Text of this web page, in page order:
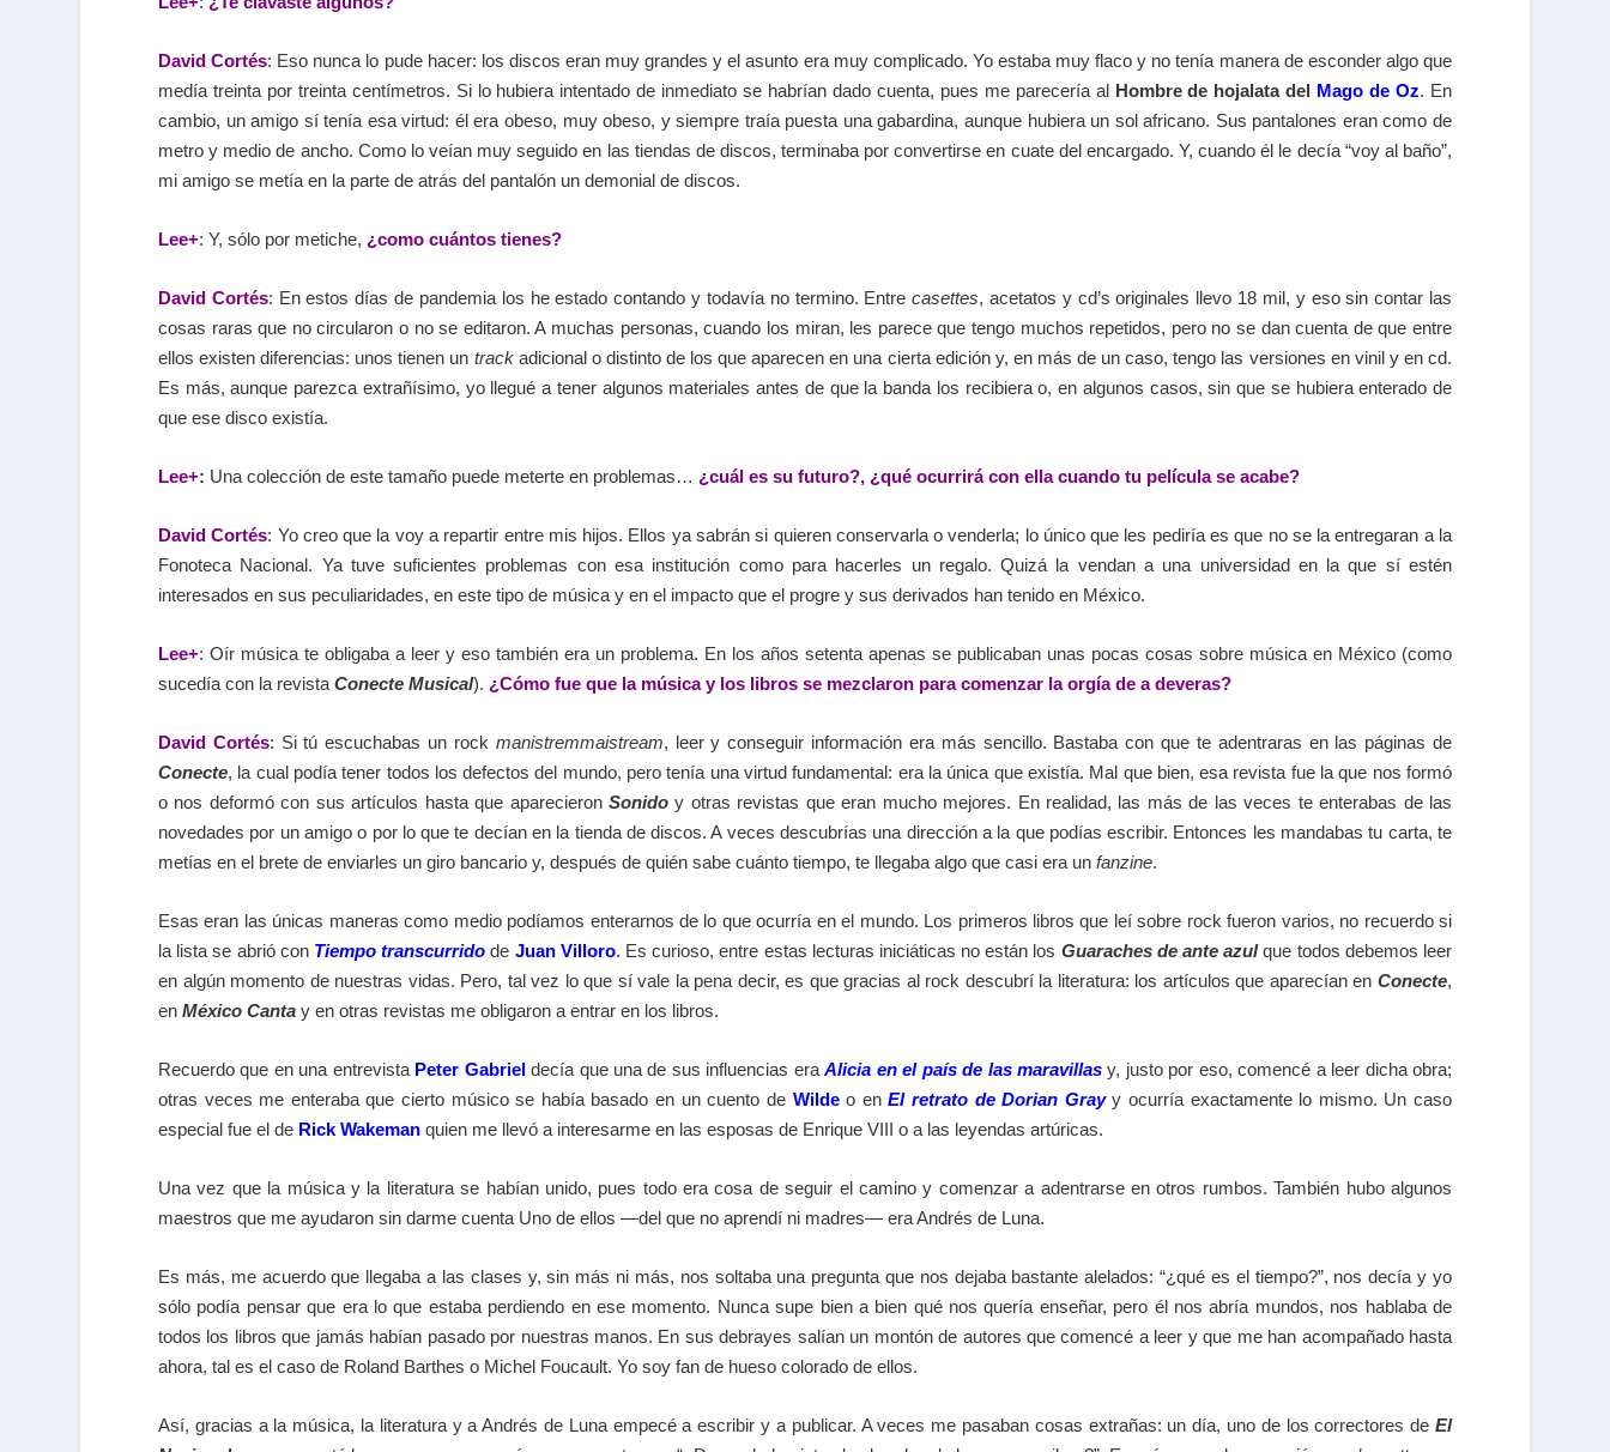
David Cortés: Eso nunca lo pude hacer: los discos eran muy grandes y el asunto era muy complicado. Yo estaba muy flaco y no tenía manera de esconder algo que
medía treinta por treinta centímetros. Si lo hubiera intentado de inmediato se habrían dado cuenta, pues me parecería al Hombre de hojalata del Mago de Oz. En
cambio, un amigo sí tenía esa virtud: él era obeso, muy obeso, y siempre traía puesta una gabardina, aunque hubiera un sol africano. Sus pantalones eran como de
metro y medio de ancho. Como lo veían muy seguido en las tiendas de discos, terminaba por convertirse en cuate del encargado. Y, cuando él le decía “voy al baño”,
mi amigo se metía en la parte de atrás del pantalón un demonial de discos.
Lee+: Y, sólo por metiche, ¿como cuántos tienes?
David Cortés: En estos días de pandemia los he estado contando y todavía no termino. Entrecasettes, acetatos y cd’s originales llevo 18 mil, y eso sin contar las
cosas raras que no circularon o no se editaron. A muchas personas, cuando los miran, les parece que tengo muchos repetidos, pero no se dan cuenta de que entre
ellos existen diferencias: unos tienen un trackadicional o distinto de los que aparecen en una cierta edición y, en más de un caso, tengo las versiones en vinil y en cd.
Es más, aunque parezca extrañísimo, yo llegué a tener algunos materiales antes de que la banda los recibiera o, en algunos casos, sin que se hubiera enterado de
que ese disco existía.
Lee+: Una colección de este tamaño puede meterte en problemas… ¿cuál es su futuro?, ¿qué ocurrirá con ella cuando tu película se acabe?
David Cortés: Yo creo que la voy a repartir entre mis hijos. Ellos ya sabrán si quieren conservarla o venderla; lo único que les pediría es que no se la entregaran a la
Fonoteca Nacional. Ya tuve suficientes problemas con esa institución como para hacerles un regalo. Quizá la vendan a una universidad en la que sí estén
interesados en sus peculiaridades, en este tipo de música y en el impacto que el progre y sus derivados han tenido en México.
Lee+: Oír música te obligaba a leer y eso también era un problema. En los años setenta apenas se publicaban unas pocas cosas sobre música en México (como
sucedía con la revista Conecte Musical). ¿Cómo fue que la música y los libros se mezclaron para comenzar la orgía de a deveras?
David Cortés: Si tú escuchabas un rock manistremmaistream, leer y conseguir información era más sencillo. Bastaba con que te adentraras en las páginas de
Conecte, la cual podía tener todos los defectos del mundo, pero tenía una virtud fundamental: era la única que existía. Mal que bien, esa revista fue la que nos formó
o nos deformó con sus artículos hasta que aparecieron Sonido y otras revistas que eran mucho mejores. En realidad, las más de las veces te enterabas de las
novedades por un amigo o por lo que te decían en la tienda de discos. A veces descubrías una dirección a la que podías escribir. Entonces les mandabas tu carta, te
metías en el brete de enviarles un giro bancario y, después de quién sabe cuánto tiempo, te llegaba algo que casi era un fanzine.
Esas eran las únicas maneras como medio podíamos enterarnos de lo que ocurría en el mundo. Los primeros libros que leí sobre rock fueron varios, no recuerdo si
la lista se abrió con Tiempo transcurrido de Juan Villoro. Es curioso, entre estas lecturas iniciáticas no están los Guaraches de ante azulque todos debemos leer
en algún momento de nuestras vidas. Pero, tal vez lo que sí vale la pena decir, es que gracias al rock descubrí la literatura: los artículos que aparecían en Conecte,
en México Canta y en otras revistas me obligaron a entrar en los libros.
Recuerdo que en una entrevista Peter Gabrieldecía que una de sus influencias eraAlicia en el país de las maravillas y, justo por eso, comencé a leer dicha obra;
otras veces me enteraba que cierto músico se había basado en un cuento de Wildeo enEl retrato de Dorian Grayy ocurría exactamente lo mismo. Un caso
especial fue el de Rick Wakeman quien me llevó a interesarme en las esposas de Enrique VIII o a las leyendas artúricas.
Una vez que la música y la literatura se habían unido, pues todo era cosa de seguir el camino y comenzar a adentrarse en otros rumbos. También hubo algunos
maestros que me ayudaron sin darme cuenta Uno de ellos —del que no aprendí ni madres— era Andrés de Luna.
Es más, me acuerdo que llegaba a las clases y, sin más ni más, nos soltaba una pregunta que nos dejaba bastante alelados: “¿qué es el tiempo?”, nos decía y yo
sólo podía pensar que era lo que estaba perdiendo en ese momento. Nunca supe bien a bien qué nos quería enseñar, pero él nos abría mundos, nos hablaba de
todos los libros que jamás habían pasado por nuestras manos. En sus debrayes salían un montón de autores que comencé a leer y que me han acompañado hasta
ahora, tal es el caso de Roland Barthes o Michel Foucault. Yo soy fan de hueso colorado de ellos.
Así, gracias a la música, la literatura y a Andrés de Luna empecé a escribir y a publicar. A veces me pasaban cosas extrañas: un día, uno de los correctores de El